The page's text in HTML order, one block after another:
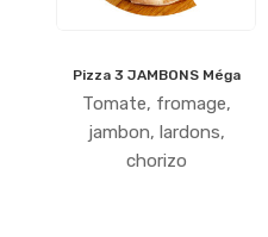
Ajouter
à la
Pizza 3 JAMBONS Méga
Tomate, fromage,
jambon, lardons,
chorizo